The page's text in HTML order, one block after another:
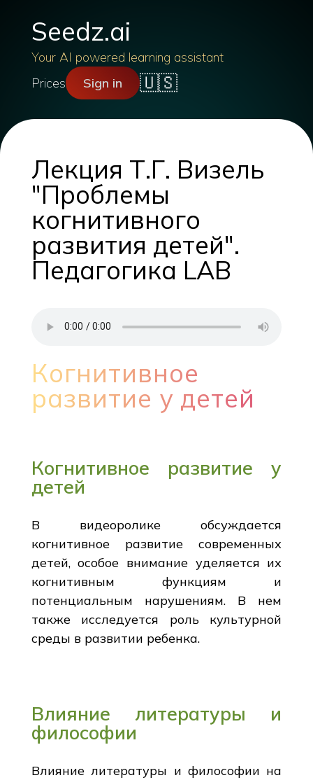
Seedz.ai
Your AI powered learning assistant
Prices
Sign in 🇺🇸
Лекция Т.Г. Визель
"Проблемы
когнитивного
развития детей".
Педагогика LAB
Когнитивное
развитие у детей
Когнитивное развитие у
детей
В видеоролике обсуждается
когнитивное развитие современных
детей, особое внимание уделяется их
когнитивным функциям и
потенциальным нарушениям. В нем
также исследуется роль культурной
среды в развитии ребенка.
Влияние литературы и
философии
Влияние литературы и философии на